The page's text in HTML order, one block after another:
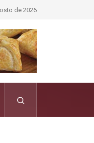
de 2026